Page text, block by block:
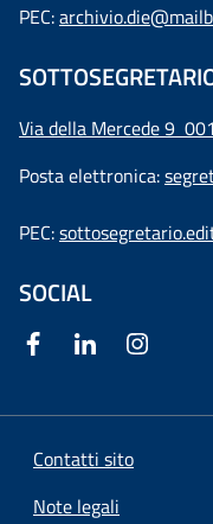
PEC:
Via della Mercede 9
Posta elettronica:
PEC:
SOCIAL
Contatti sito
Note legali